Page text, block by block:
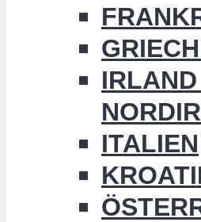
ITALIEN